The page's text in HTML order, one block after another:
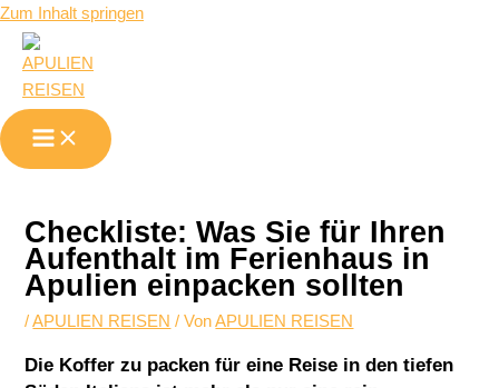
Zum Inhalt springen
Checkliste: Was Sie für Ihren
Aufenthalt im Ferienhaus in
Apulien einpacken sollten
/APULIEN REISEN / VonAPULIEN REISEN
Die Koffer zu packen für eine Reise in den tiefen